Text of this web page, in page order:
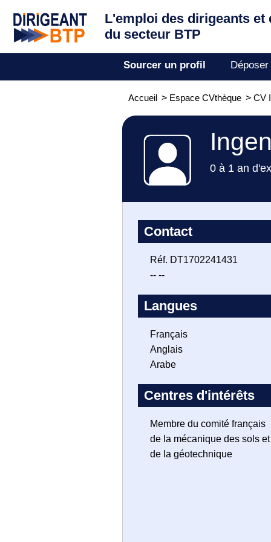
L'emploi des dirigeants et
du secteur BTP
Sourcer un profil
Accueil > Espace CVthèque > CV
0 à 1 an
Contact
Réf. DT1702241431
-- --
Langues
Français
Anglais
Arabe
Centres d'intérêts
Membre du comité français
de la mécanique des sols et
de la géotechnique